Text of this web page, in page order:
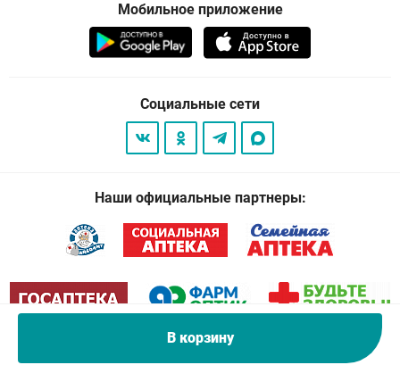
В корзину
Мобильное приложение
Социальные сети
Наши официальные партнеры: